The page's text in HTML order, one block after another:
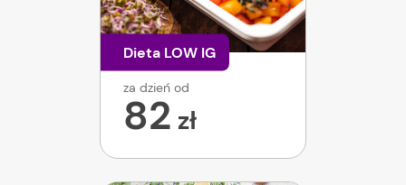
Dieta LOW IG
za dzień od
82 zł